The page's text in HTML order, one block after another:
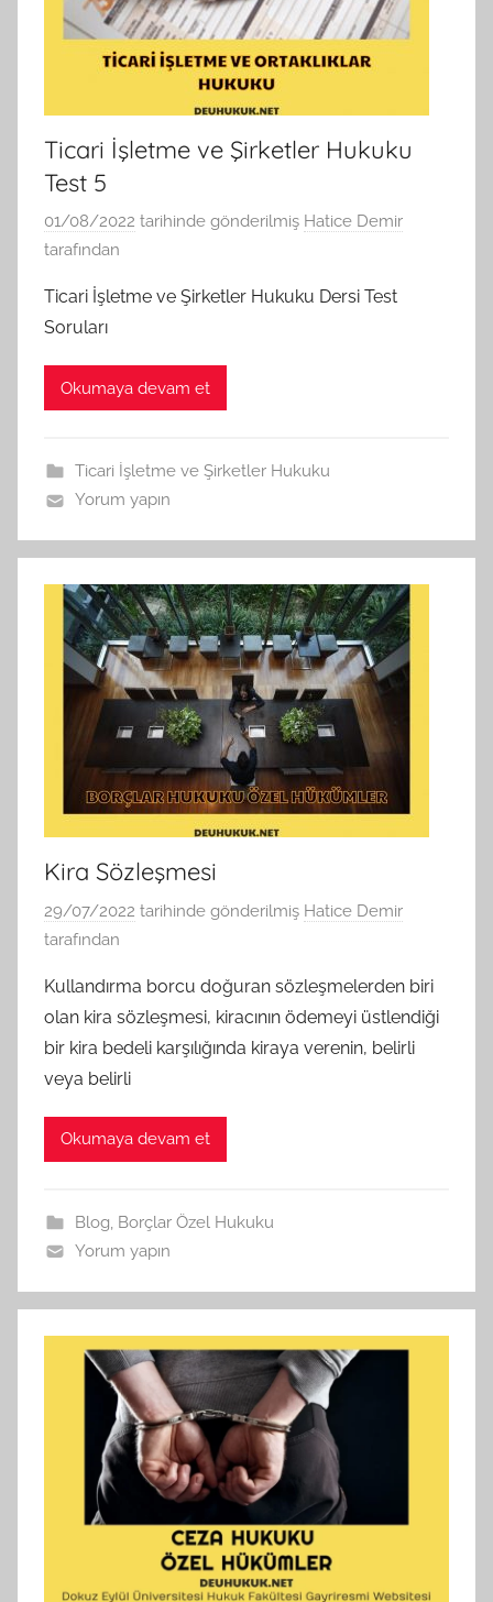
Ticari İşletme ve Şirketler Hukuku
Test 5
01/08/2022 tarihinde gönderilmiş Hatice Demir
tarafından
Ticari İşletme ve Şirketler Hukuku Dersi Test
Soruları
Okumaya devam et
Ticari İşletme ve Şirketler Hukuku
Yorum yapın
Kira Sözleşmesi
29/07/2022 tarihinde gönderilmiş Hatice Demir
tarafından
Kullandırma borcu doğuran sözleşmelerden biri
olan kira sözleşmesi, kiracının ödemeyi üstlendiği
bir kira bedeli karşılığında kiraya verenin, belirli
veya belirli
Okumaya devam et
Blog, Borçlar Özel Hukuku
Yorum yapın